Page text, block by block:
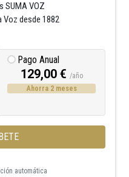
SUMA VOZ
Voz desde 1882
Pago Anual
129,00 € /año
Ahorra 2 meses
automática